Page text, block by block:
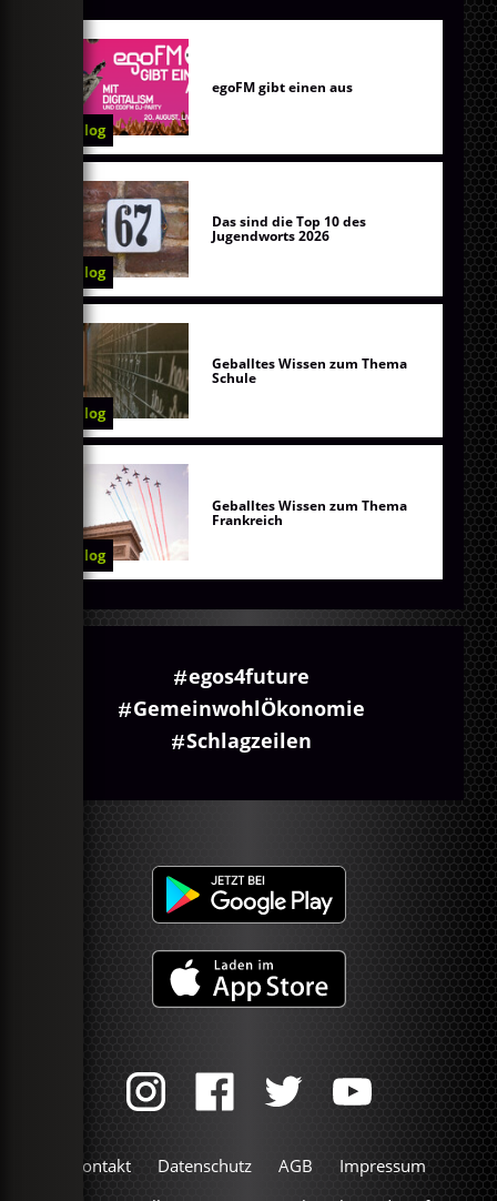
Blog
egoFM gibt einen aus
Blog
Das sind die Top 10 des
Jugendworts 2026
Blog
Geballtes Wissen zum Thema
Schule
Blog
Geballtes Wissen zum Thema
Frankreich
egos4future
GemeinwohlÖkonomie
Schlagzeilen
Kontakt Datenschutz AGB
Impressum